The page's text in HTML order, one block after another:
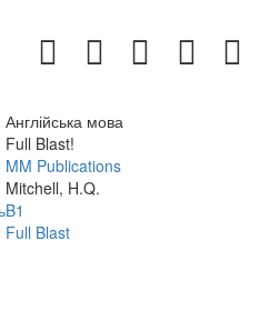
Англійська мова
Full Blast!
MM Publications
Mitchell, H.Q.
B1
Full Blast